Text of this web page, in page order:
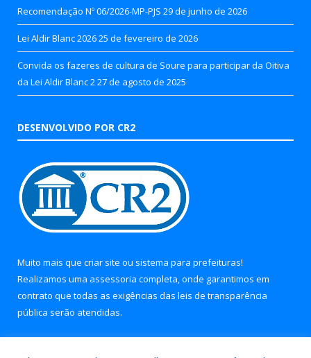
Recomendação Nº 06/2026-MP-PJS 29 de junho de 2026
Lei Aldir Blanc 202625 de fevereiro de 2026
Convida os fazeres de cultura de Soure para participar da Oitiva
da Lei Aldir Blanc 2 27 de agosto de 2025
DESENVOLVIDO POR CR2
Muito mais que criar site ou sistema para prefeituras!
Realizamos uma assessoria completa, onde garantimos em
contrato que todas as exigências das leis de transparência
pública serão atendidas.